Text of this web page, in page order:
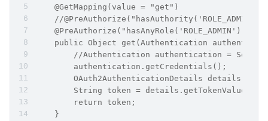
    @GetMapping(value = "get")
//
    @PreAuthorize("hasAnyRole('ROLE_ADMIN')")
public Object get(Authentication
//Authentication authentication =
        authentication.getCredentials();
OAuth2AuthenticationDetails details =
        String token = details.getTokenValue();
        return token;
    }